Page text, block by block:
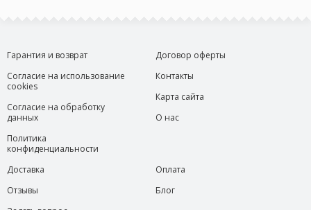
Гарантия и возврат
Согласие на использование
cookies
Согласие на обработку
данных
Политика
конфиденциальности
Договор оферты
Контакты
Карта сайта
О нас
Доставка
Отзывы
Оплата
Блог